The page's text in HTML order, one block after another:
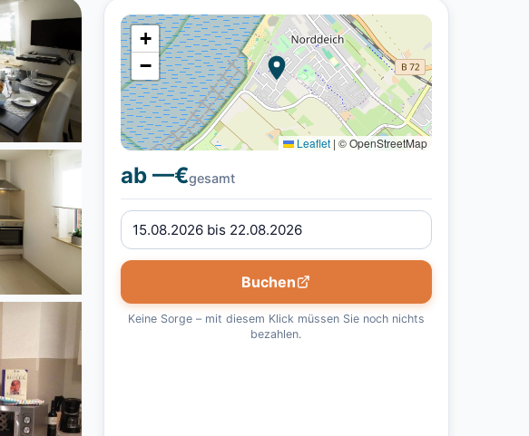
+
−
Leaflet | © OpenStreetMap
ab —€gesamt
Buchen
Keine Sorge – mit diesem Klick müssen Sie noch nichts
bezahlen.